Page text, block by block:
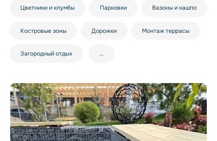
Цветники и клумбы Парковки Вазоны и кашпо
Костровые зоны Дорожки Монтаж террасы
Загородный отдых ...